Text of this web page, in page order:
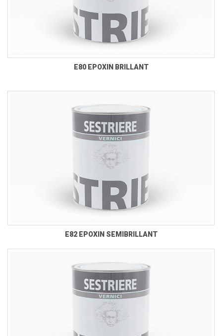
E80 EPOXIN BRILLANT
E82 EPOXIN SEMIBRILLANT